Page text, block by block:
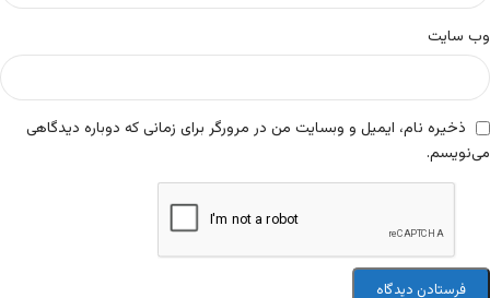
وب‌ سایت
ذخیره نام، ایمیل و وبسایت من در مرورگر برای زمانی که دوباره دیدگاهی
می‌نویسم.